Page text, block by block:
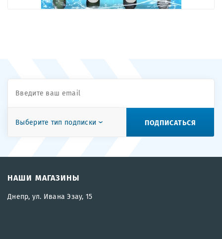
Выберите тип подписки ПОДПИСАТЬСЯ
НАШИ МАГАЗИНЫ
Днепр, ул. Ивана Эзау, 15